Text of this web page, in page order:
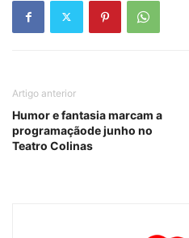
Artigo anterior
Humor e fantasia marcam a
programaçãode junho no
Teatro Colinas